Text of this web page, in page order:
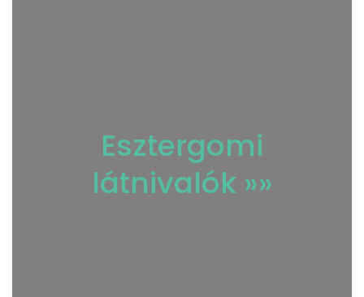
Esztergomi
látnivalók »»